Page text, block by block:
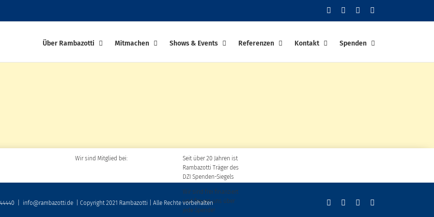
FacebookYouTubeInstagram
Über Rambazotti Mitmachen Shows & Events Referenzen Kontakt Spenden
Wir sind Mitglied bei:
Seit über 20 Jahren ist
Rambazotti Träger des
DZI Spenden-Siegels
Wir sind frei finanziert
und freuen uns über
jede Spende!
info@rambazotti.de | Copyright 2021 Rambazotti | Alle Rechte vorbehalten